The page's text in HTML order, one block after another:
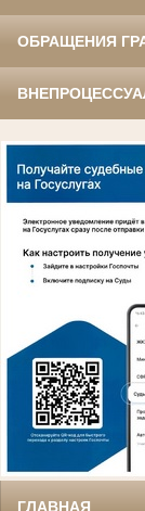
ОБРАЩЕНИЯ
ГЛАВНАЯ